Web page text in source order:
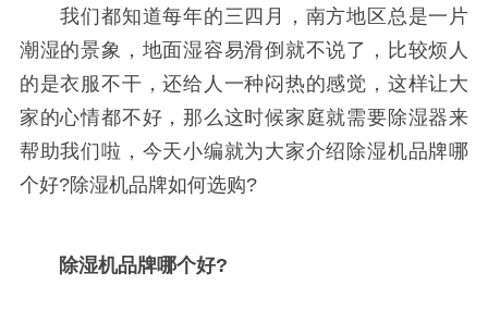
我们都知道每年的三四月，南方地区总是一片
潮湿的景象，地面湿容易滑倒就不说了，比较烦人
的是衣服不干，还给人一种闷热的感觉，这样让大
家的心情都不好，那么这时候家庭就需要除湿器来
帮助我们啦，今天小编就为大家介绍除湿机品牌哪
个好?除湿机品牌如何选购?
除湿机品牌哪个好?